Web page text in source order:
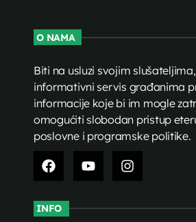
O NAMA
Biti na usluzi svojim
informativni servis građanima
informacije koje bi im mogle
omogućiti slobodan pristup
poslovne i programske politike.
INFO